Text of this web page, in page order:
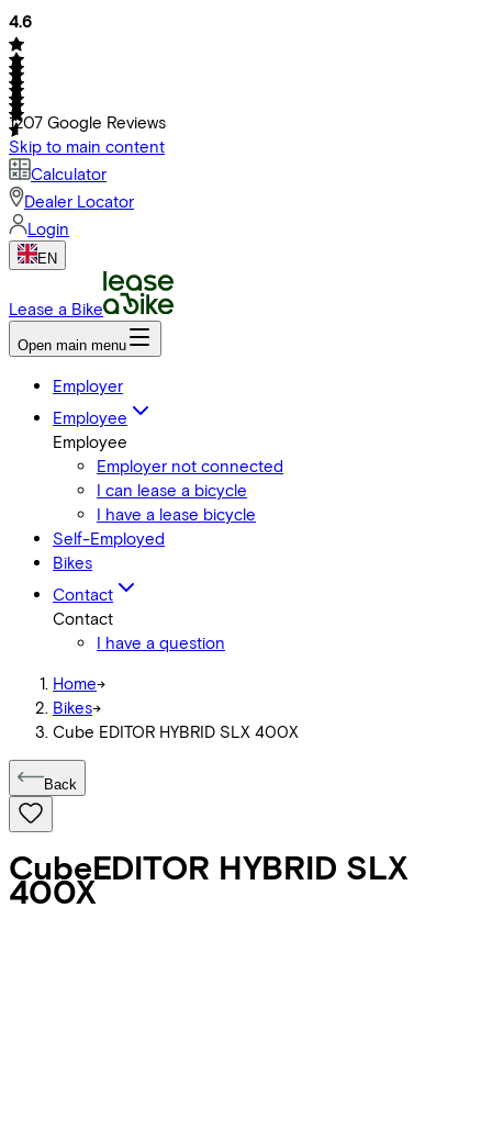
4.6
1207 Google Reviews
Skip to main content
Calculator
Dealer Locator
Login
EN
Lease a Bike
Open main menu
Employer
Employee
Employee
Employer not connected
I can lease a bicycle
I have a lease bicycle
Self-Employed
Bikes
Contact
Contact
I have a question
Home->
Bikes->
Cube EDITOR HYBRID SLX 400X
Back
CubeEDITOR HYBRID SLX
400X